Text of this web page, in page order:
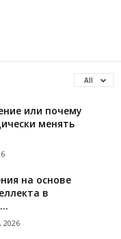
All
или почему
менять
на основе
в
2026